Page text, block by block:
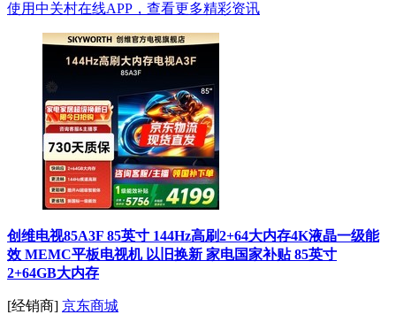
使用中关村在线APP，查看更多精彩资讯
创维电视85A3F 85英寸 144Hz高刷2+64大内存4K液晶一级能
效 MEMC平板电视机 以旧换新 家电国家补贴 85英寸
2+64GB大内存
[经销商] 京东商城